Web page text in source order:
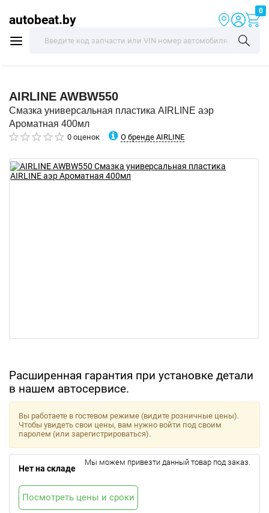
autobeat.by
0
AIRLINE AWBW550
Смазка универсальная пластика AIRLINE аэр
Ароматная 400мл
0 оценок О бренде AIRLINE
Расширенная гарантия при установке детали
в нашем автосервисе.
Вы работаете в гостевом режиме (видите розничные цены).
Чтобы увидеть свои цены, вам нужно войти под своим
паролем (или зарегистрироваться).
Нет на складе
Мы можем привезти данный товар под заказ.
Посмотреть цены и сроки